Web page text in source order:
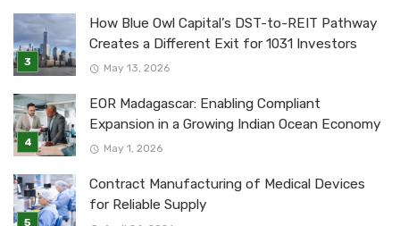
How Blue Owl Capital’s DST-to-REIT Pathway
Creates a Different Exit for 1031 Investors
May 13, 2026
EOR Madagascar: Enabling Compliant
Expansion in a Growing Indian Ocean Economy
May 1, 2026
Contract Manufacturing of Medical Devices
for Reliable Supply